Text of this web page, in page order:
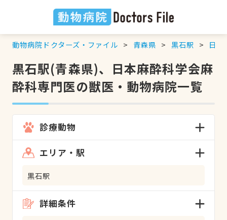
動物病院ドクターズ・ファイル 青森県 黒石駅 日本
黒石駅(青森県)、日本麻酔科学会麻
酔科専門医の獣医・動物病院一覧
診療動物
エリア・駅
黒石駅
詳細条件